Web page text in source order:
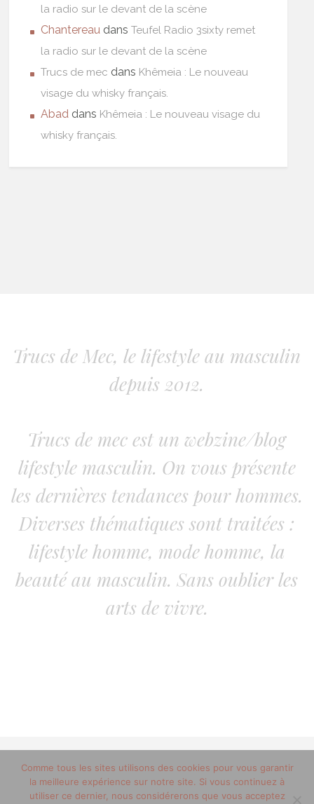
la radio sur le devant de la scène
Chantereau dansTeufel Radio 3sixty remet
la radio sur le devant de la scène
Trucs de mec dans Khêmeia : Le nouveau
visage du whisky français.
Abad dans Khêmeia : Le nouveau visage du
whisky français.
Trucs de Mec, le lifestyle au masculin
depuis 2012.
Trucs de mec est un webzine/blog
lifestyle masculin. On vous présente
les dernières tendances pour hommes.
Diverses thématiques sont traitées :
lifestyle homme, mode homme, la
beauté au masculin. Sans oublier les
arts de vivre.
© 2012-2020 copyright trucsdemec.fr - blog lifestyle
masculin/Tous droits réservés
Comme tous les sites utilisons des cookies pour vous garantir
la meilleure expérience sur notre site. Si vous continuez à
utiliser ce dernier, nous considérerons que vous acceptez